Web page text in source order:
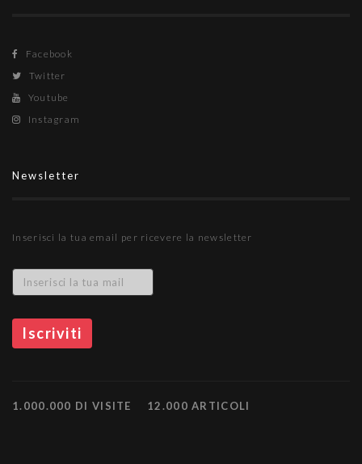
Facebook
Twitter
Youtube
Instagram
Newsletter
Inserisci la tua email per ricevere la newsletter
1.000.000 DI VISITE 12.000 ARTICOLI